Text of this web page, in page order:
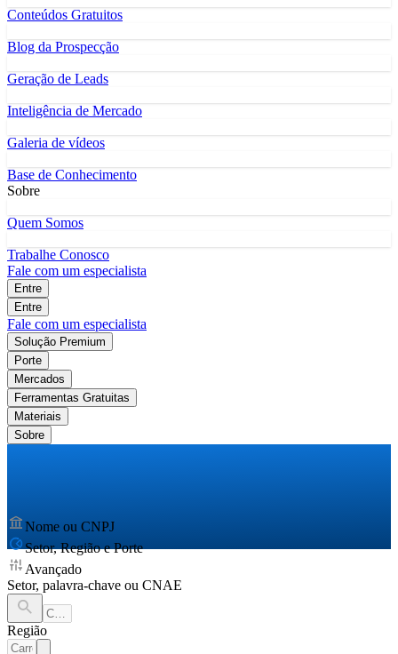
Conteúdos Gratuitos
Blog da Prospecção
Geração de Leads
Inteligência de Mercado
Galeria de vídeos
Base de Conhecimento
Sobre
Quem Somos
Trabalhe Conosco
Fale com um especialista
Entre
Entre
Fale com um especialista
Solução Premium
Porte
Mercados
Ferramentas Gratuitas
Materiais
Sobre
Nome ou CNPJ
Setor, Região e Porte
Avançado
Setor, palavra-chave ou CNAE
Região